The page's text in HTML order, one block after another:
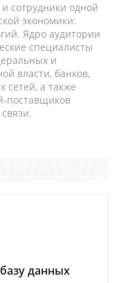
сотрудники одной
экономики:
Ядро аудитории
специалисты
и
власти, банков,
а также
поставщиков
данных